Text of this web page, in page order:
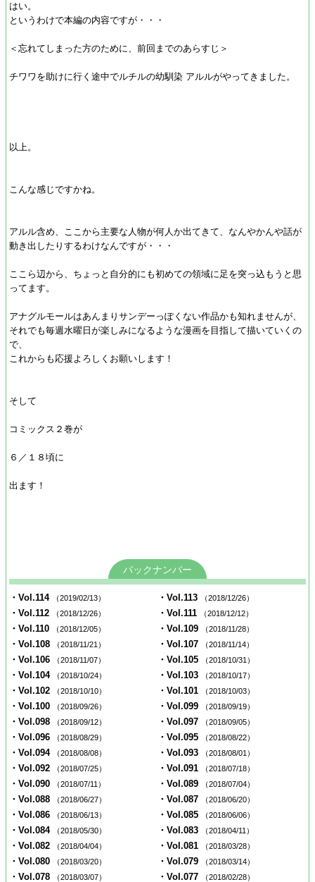
はい。
というわけで本編の内容ですが・・・
＜忘れてしまった方のために、前回までのあらすじ＞
チワワを助けに行く途中でルチルの幼馴染 アルルがやってきました。
以上。
こんな感じですかね。
アルル含め、ここから主要な人物が何人か出てきて、なんやかんや話が
動き出したりするわけなんですが・・・
ここら辺から、ちょっと自分的にも初めての領域に足を突っ込もうと思
ってます。
アナグルモールはあんまりサンデーっぽくない作品かも知れませんが、
それでも毎週水曜日が楽しみになるような漫画を目指して描いていくの
で、
これからも応援よろしくお願いします！
そして
コミックス２巻が
６／１８頃に
出ます！
バックナンバー
・Vol.114 （2019/02/13） ・Vol.113 （2018/12/26）
・Vol.112 （2018/12/26） ・Vol.111 （2018/12/12）
・Vol.110 （2018/12/05） ・Vol.109 （2018/11/28）
・Vol.108 （2018/11/21） ・Vol.107 （2018/11/14）
・Vol.106 （2018/11/07） ・Vol.105 （2018/10/31）
・Vol.104 （2018/10/24） ・Vol.103 （2018/10/17）
・Vol.102 （2018/10/10） ・Vol.101 （2018/10/03）
・Vol.100 （2018/09/26） ・Vol.099 （2018/09/19）
・Vol.098 （2018/09/12） ・Vol.097 （2018/09/05）
・Vol.096 （2018/08/29） ・Vol.095 （2018/08/22）
・Vol.094 （2018/08/08） ・Vol.093 （2018/08/01）
・Vol.092 （2018/07/25） ・Vol.091 （2018/07/18）
・Vol.090 （2018/07/11） ・Vol.089 （2018/07/04）
・Vol.088 （2018/06/27） ・Vol.087 （2018/06/20）
・Vol.086 （2018/06/13） ・Vol.085 （2018/06/06）
・Vol.084 （2018/05/30） ・Vol.083 （2018/04/11）
・Vol.082 （2018/04/04） ・Vol.081 （2018/03/28）
・Vol.080 （2018/03/20） ・Vol.079 （2018/03/14）
・Vol.078 （2018/03/07） ・Vol.077 （2018/02/28）